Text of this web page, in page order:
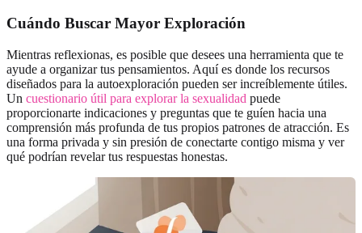
Cuándo Buscar Mayor Exploración
Mientras reflexionas, es posible que desees una herramienta que te
ayude a organizar tus pensamientos. Aquí es donde los recursos
diseñados para la autoexploración pueden ser increíblemente útiles.
Un cuestionario útil para explorar la sexualidad puede
proporcionarte indicaciones y preguntas que te guíen hacia una
comprensión más profunda de tus propios patrones de atracción. Es
una forma privada y sin presión de conectarte contigo misma y ver
qué podrían revelar tus respuestas honestas.